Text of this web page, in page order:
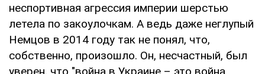
неспортивная агрессия империи шерстью
летела по закоулочкам. А ведь даже неглупый
Немцов в 2014 году так не понял, что,
собственно, произошло. Он, несчастный, был
уверен, что "война в Украине – это война